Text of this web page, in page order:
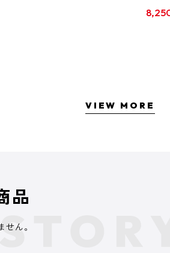
クリ
VIEW MORE
品
ん。